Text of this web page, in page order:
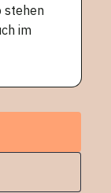
stehen
im